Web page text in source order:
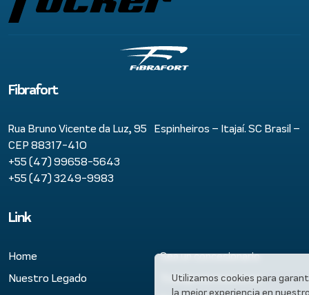
Utilizamos cookies para
la mejor experiencia en
Fibrafort
Rua Bruno Vicente da Luz, 95 Espinheiros – Itajaí. SC Brasil –
CEP 88317-410
+55 (47) 99658-5643
+55 (47) 3249-9983
Link
Home
Nuestro Legado
Sea un concesionario
Trabaja con nosotros